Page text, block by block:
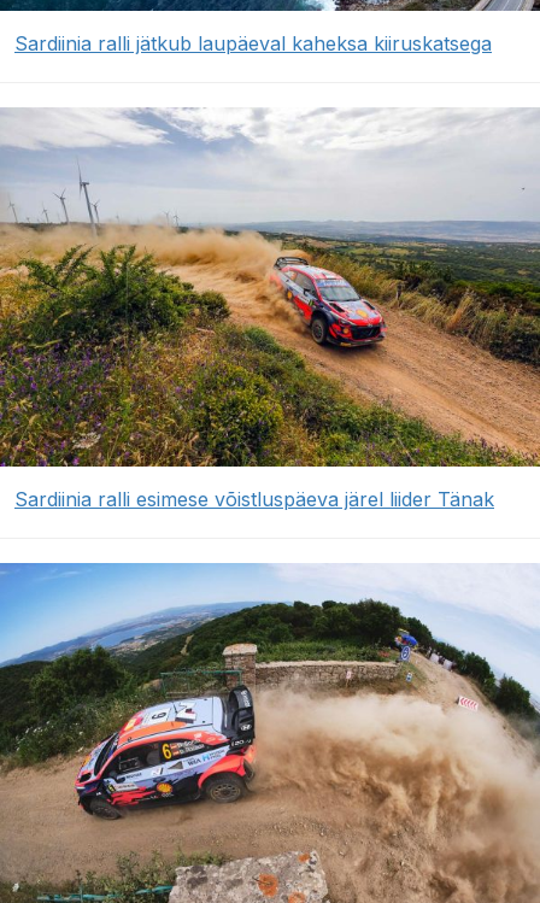
Sardiinia ralli jätkub laupäeval kaheksa kiiruskatsega
Sardiinia ralli esimese võistluspäeva järel liider Tänak